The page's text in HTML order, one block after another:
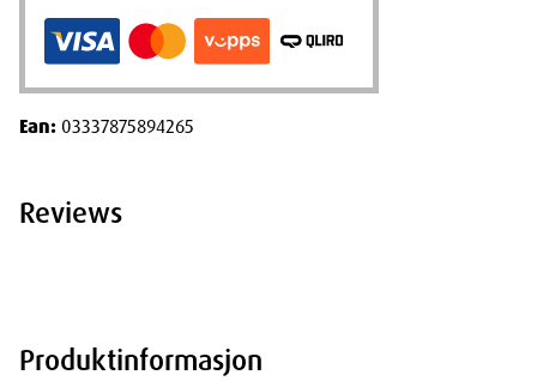
Produktinformasjon
Ean: 03337875894265
Reviews